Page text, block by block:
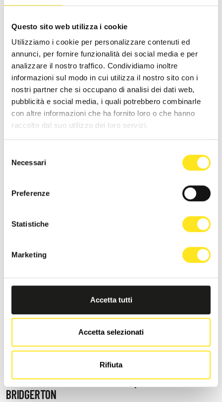
Questo sito web utilizza i cookie
Utilizziamo i cookie per personalizzare contenuti ed
annunci, per fornire funzionalità dei social media e per
analizzare il nostro traffico. Condividiamo inoltre
informazioni sul modo in cui utilizza il nostro sito con i
nostri partner che si occupano di analisi dei dati web,
pubblicità e social media, i quali potrebbero combinarle
con altre informazioni che ha fornito loro o che hanno
raccolto dal suo utilizzo dei loro servizi.
delNecessari
Preferenze
Statistiche
Marketing
Accetta tutti
Accetta selezionati
Rifiuta
9 AGOSTO 2026 ORE 21:00
FESTA DEGLI ARTISTI IN TOUR 2026 SICILIA
MARINA DI RAGUSA
9 agosto Piazza duca degli Abruzzi ore 21,00 Presenta Maurizio Di
LUME DI CANDELE - TRIBUTO AI QUEEN E A
BRIDGERTON